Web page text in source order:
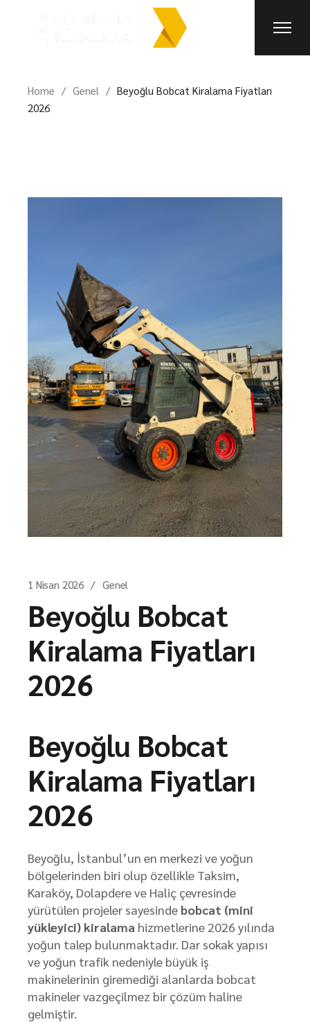
Home Genel
Beyoğlu Bobcat Kiralama Fiyatları
2026
1 Nisan 2026 Genel
Beyoğlu Bobcat
Kiralama Fiyatları
2026
Beyoğlu Bobcat
Kiralama Fiyatları
2026
Beyoğlu, İstanbul’un en merkezi ve yoğun
bölgelerinden biri olup özellikle Taksim,
Karaköy, Dolapdere ve Haliç çevresinde
yürütülen projeler sayesinde bobcat (mini
yükleyici) kiralama hizmetlerine 2026 yılında
yoğun talep bulunmaktadır. Dar sokak yapısı
ve yoğun trafik nedeniyle büyük iş
makinelerinin giremediği alanlarda bobcat
makineler vazgeçilmez bir çözüm haline
gelmiştir.